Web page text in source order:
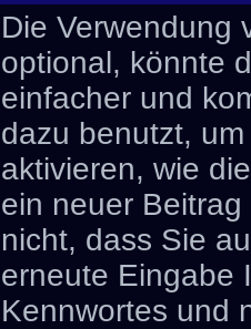
Die Verwendung
optional, könnte
einfacher und
dazu benutzt,
aktivieren, wie
ein neuer
nicht, dass Sie
erneute Eingabe
Kennwortes und